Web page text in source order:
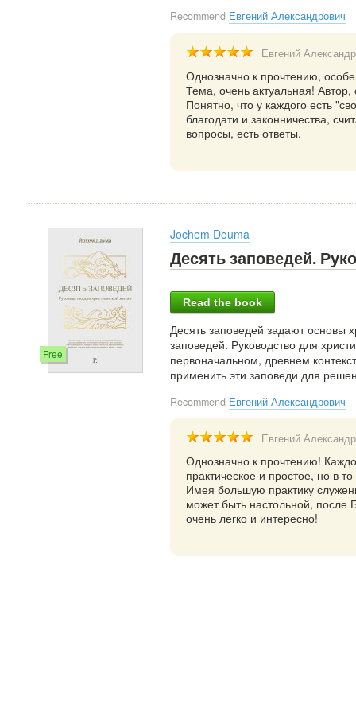
Recommend Евгений Александрович
Евгений
Однозначно к прочтению,
Тема, очень актуальная!
Понятно, что у каждого есть
благодати и законничества,
вопросы, есть ответы.
Free
Jochem Douma
Десять заповедей.
Read the book
Десять заповедей задают основы
заповедей. Руководство для
первоначальном, древнем
применить эти заповеди для
Recommend Евгений Александрович
Евгений
Однозначно к прочтению!
практическое и простое, но в
Имея большую практику
может быть настольной, после
очень легко и интересно!